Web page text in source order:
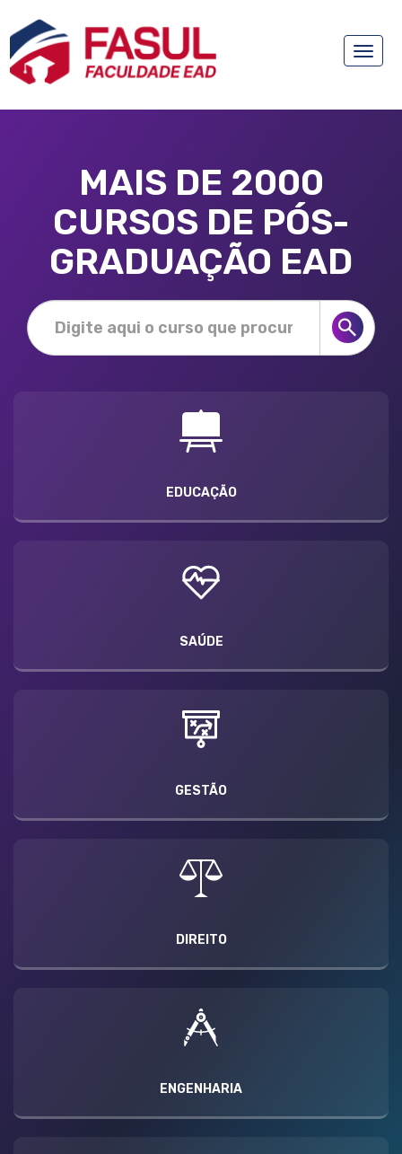
Toggle
MAIS DE 2000
CURSOS DE PÓS-
GRADUAÇÃO EAD
EDUCAÇÃO
SAÚDE
GESTÃO
DIREITO
ENGENHARIA